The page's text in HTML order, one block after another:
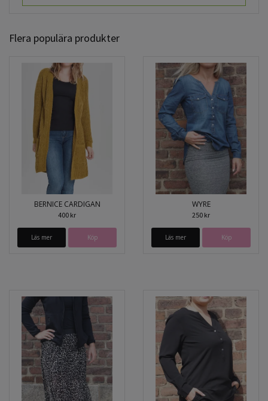
Flera populära produkter
BERNICE CARDIGAN
400 kr
Läs mer Köp
WYRE
250 kr
Läs mer Köp